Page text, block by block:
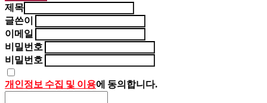
제목
글쓴이
이메일
비밀번호
비밀번호
개인정보 수집 및 이용에 동의합니다.